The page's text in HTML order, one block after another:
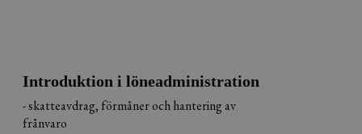
Introduktion i löneadministration
- skatteavdrag, förmåner och hantering av
frånvaro